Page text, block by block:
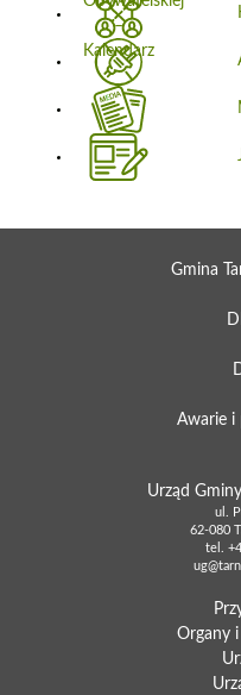
Gmina
Awarie i
Urząd
ul.
62-080
tel.
Organy